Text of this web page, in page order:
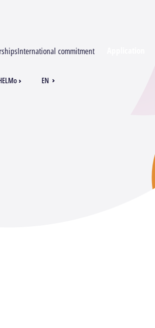
International commitment
EN